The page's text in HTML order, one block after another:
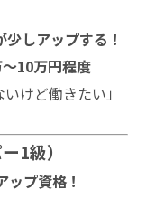
しアップする！
10万円程度
けど働きたい」
1級）
プ資格！